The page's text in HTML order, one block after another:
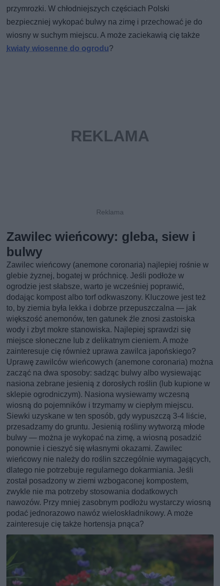
przymrozki. W chłodniejszych częściach Polski
bezpieczniej wykopać bulwy na zimę i przechować je do
wiosny w suchym miejscu. A może zaciekawią cię także
kwiaty wiosenne do ogrodu?
Zawilec wieńcowy: gleba, siew i
bulwy
Zawilec wieńcowy (anemone coronaria) najlepiej rośnie w
glebie żyznej, bogatej w próchnicę. Jeśli podłoże w
ogrodzie jest słabsze, warto je wcześniej poprawić,
dodając kompost albo torf odkwaszony. Kluczowe jest też
to, by ziemia była lekka i dobrze przepuszczalna — jak
większość anemonów, ten gatunek źle znosi zastoiska
wody i zbyt mokre stanowiska. Najlepiej sprawdzi się
miejsce słoneczne lub z delikatnym cieniem. A może
zainteresuje cię również uprawa zawilca japońskiego?
Uprawę zawilców wieńcowych (anemone coronaria) można
zacząć na dwa sposoby: sadząc bulwy albo wysiewając
nasiona zebrane jesienią z dorosłych roślin (lub kupione w
sklepie ogrodniczym). Nasiona wysiewamy wczesną
wiosną do pojemników i trzymamy w ciepłym miejscu.
Siewki uzyskane w ten sposób, gdy wypuszczą 3-4 liście,
przesadzamy do gruntu. Jesienią rośliny wytworzą młode
bulwy — można je wykopać na zimę, a wiosną posadzić
ponownie i cieszyć się własnymi okazami. Zawilec
wieńcowy nie należy do roślin szczególnie wymagających,
dlatego nie potrzebuje regularnego dokarmiania. Jeśli
został posadzony w ziemi wzbogaconej kompostem,
zwykle nie ma potrzeby stosowania dodatkowych
nawozów. Przy mniej zasobnym podłożu wystarczy wiosną
podać jednorazowo nawóz wieloskładnikowy. A może
zainteresuje cię także hortensja pnąca?